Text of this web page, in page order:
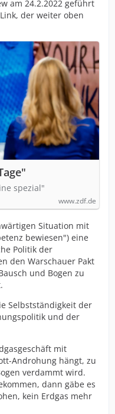
am 24.2.2022 geführt
der weiter oben
spezial"
www.zdf.de
Situation mit
bewiesen") eine
Politik der
den Warschauer Pakt
und Bogen zu
Selbstständigkeit der
und der
mit
Androhung hängt, zu
verdammt wird.
dann gäbe es
kein Erdgas mehr